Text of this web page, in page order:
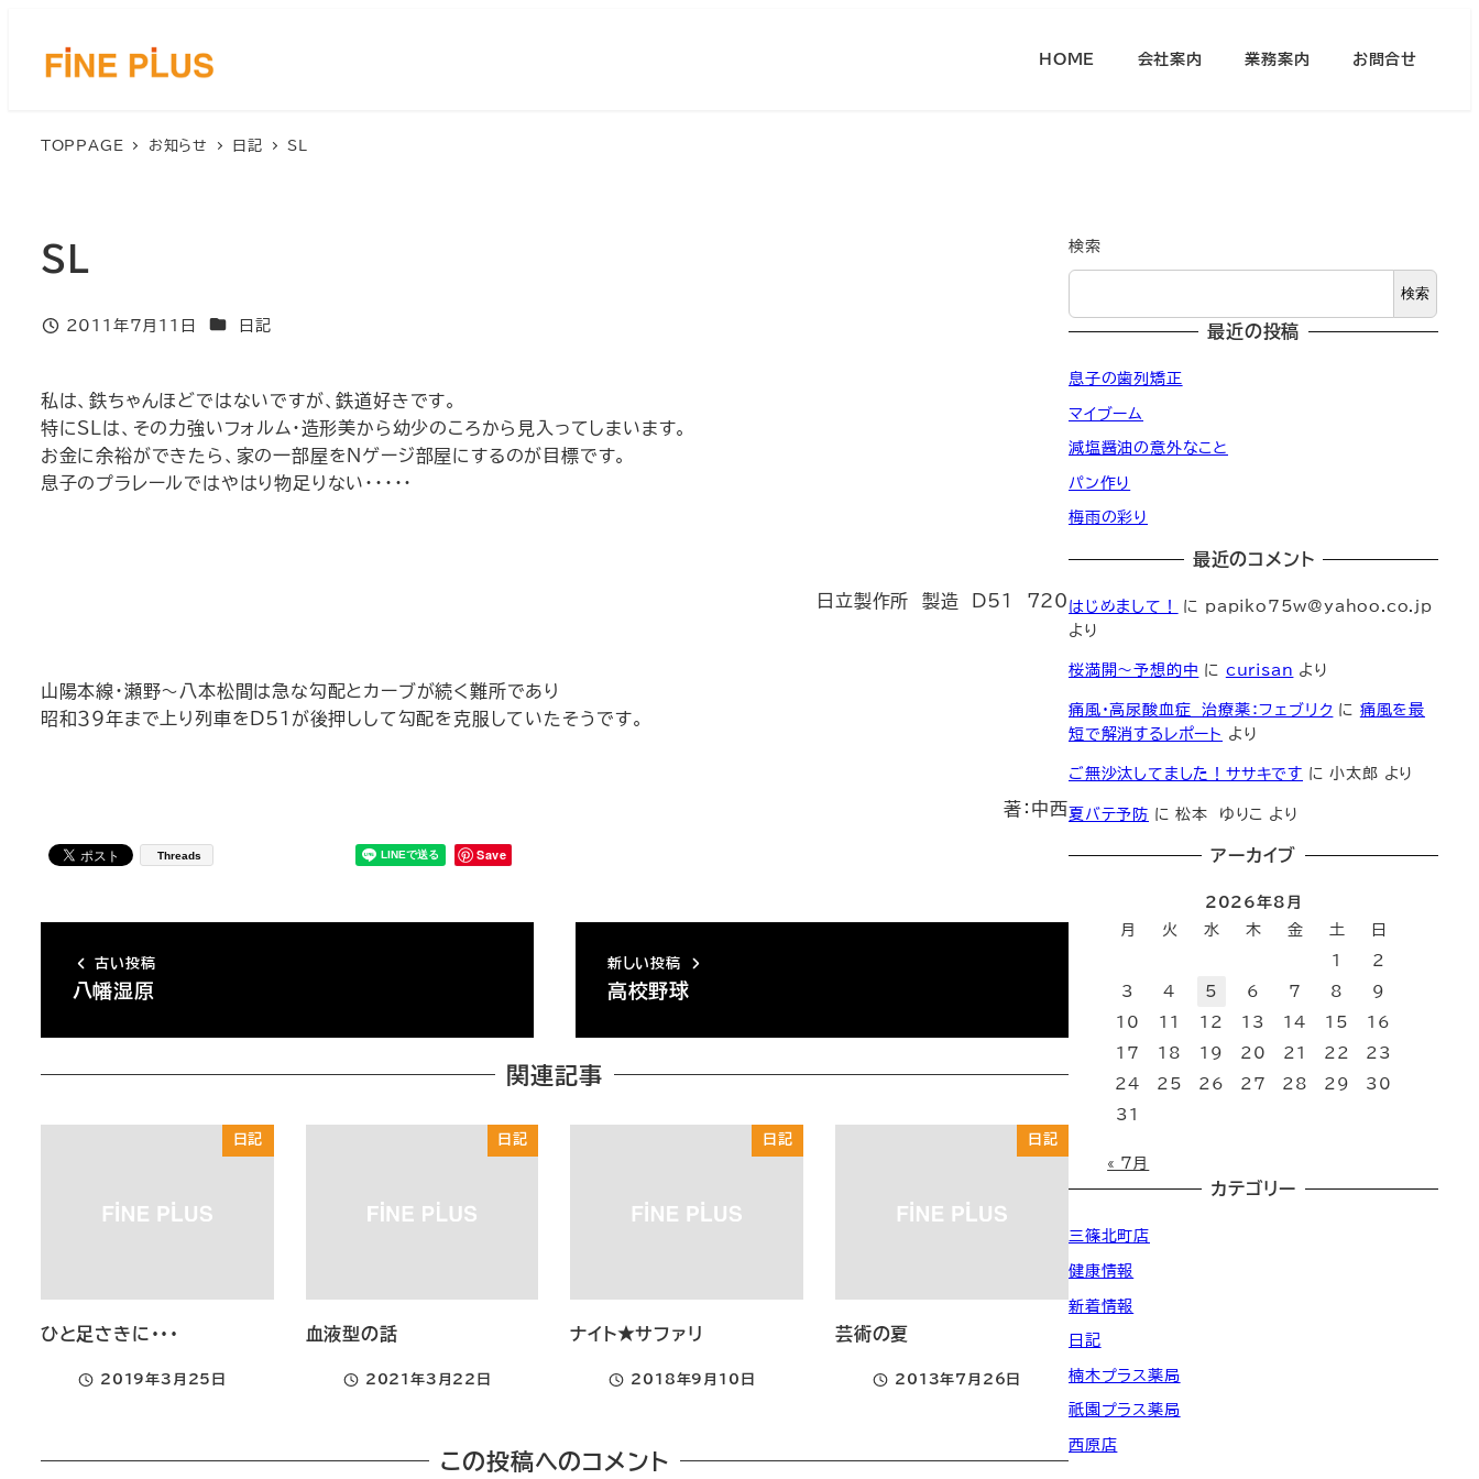
HOME 会社案内 業務案内 お問合せ
TOPPAGE お知らせ 日記 SL
SL
投稿日
2011年7月11日 カテゴリー
日記
私は、鉄ちゃんほどではないですが、鉄道好きです。
特にSLは、その力強いフォルム・造形美から幼少のころから見入ってしまいます。
お金に余裕ができたら、家の一部屋をNゲージ部屋にするのが目標です。
息子のプラレールではやはり物足りない・・・・・
日立製作所 製造 D51 720
山陽本線・瀬野～八本松間は急な勾配とカーブが続く難所であり
昭和３９年まで上り列車をD51が後押しして勾配を克服していたそうです。
著：中西
Threads Save
古い投稿
八幡湿原
新しい投稿
高校野球
関連記事
日記
ひと足さきに・・・
投稿日
2019年3月25日
日記
血液型の話
投稿日
2021年3月22日
日記
ナイト★サファリ
投稿日
2018年9月10日
日記
芸術の夏
投稿日
2013年7月26日
この投稿へのコメント
検索
検索
最近の投稿
息子の歯列矯正
マイブーム
減塩醤油の意外なこと
パン作り
梅雨の彩り
最近のコメント
はじめまして！ に papiko75w@yahoo.co.jp
より
桜満開～予想的中 に curisan より
痛風・高尿酸血症 治療薬：フェブリク に 痛風を最
短で解消するレポート より
ご無沙汰してました！ササキです に小太郎 より
夏バテ予防 に松本 ゆりこ より
アーカイブ
2026年8月
月
火 水 木 金 土
日
1
2
3
4 5 6 7 8
9
10
11 12 13 14 15
16
17
18 19 20 21 22
23
24
25 26 27 28 29
30
31
« 7月
カテゴリー
三篠北町店
健康情報
新着情報
日記
楠木プラス薬局
祇園プラス薬局
西原店